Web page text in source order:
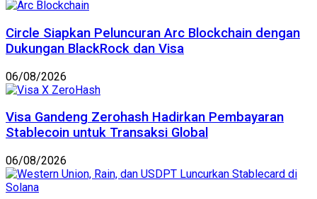
Circle Siapkan Peluncuran Arc Blockchain dengan
Dukungan BlackRock dan Visa
06/08/2026
Visa Gandeng Zerohash Hadirkan Pembayaran
Stablecoin untuk Transaksi Global
06/08/2026